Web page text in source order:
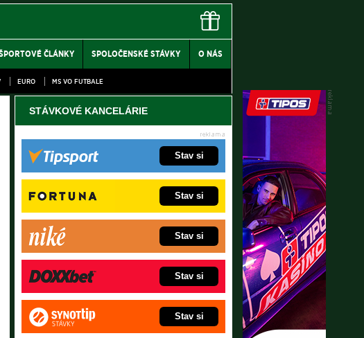
ČLÁNKY SPOLOČENSKÉ STÁVKY O NÁS
EURO MS VO FUTBALE
STÁVKOVÉ KANCELÁRIE
Stav si
Stav si
Stav si
Stav si
Stav si